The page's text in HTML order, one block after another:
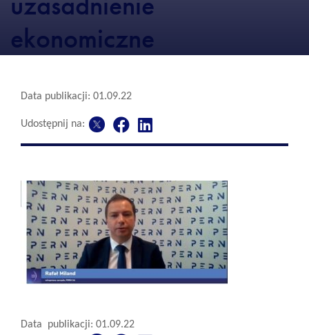
ekonomiczne
Data publikacji: 01.09.22
Udostępnij na:
Data publikacji: 01.09.22